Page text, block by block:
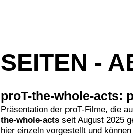
SEITEN -
proT-the-whole-acts:
Präsentation der proT-Filme, die
the-whole-acts seit August 2025
hier einzeln vorgestellt und